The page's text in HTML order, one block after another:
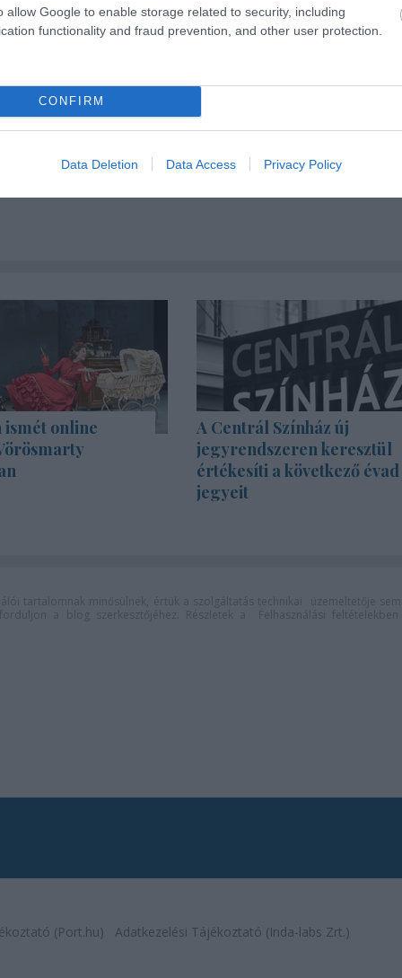
allow Google to enable storage related to security, including
functionality and fraud prevention, and other user protection.
CONFIRM
Data Deletion Data Access Privacy Policy
ismét online
A Centrál Színház új
jegyrendszeren keresztül
értékesíti a következő évad
jegyeit
(Port.hu) Adatkezelési Tájékoztató (Inda-labs Zrt.)